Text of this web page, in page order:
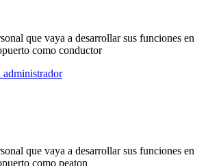
que vaya a desarrollar sus funciones en
como conductor
administrador
que vaya a desarrollar sus funciones en
como peaton